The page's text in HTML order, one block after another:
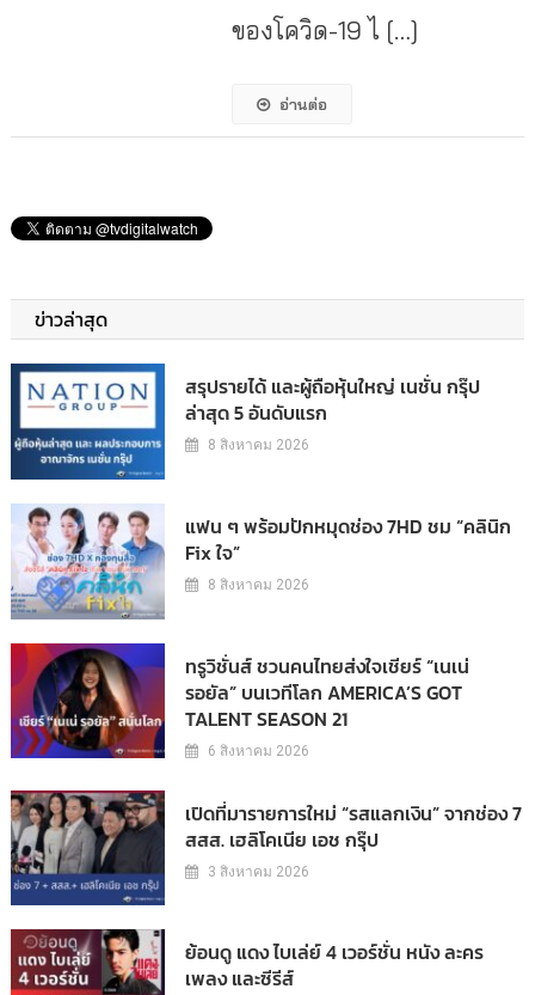
ของโควิด-19 ไ […]
อ่านต่อ
ข่าวล่าสุด
สรุปรายได้ และผู้ถือหุ้นใหญ่ เนชั่น กรุ๊ป
ล่าสุด 5 อันดับแรก
8 สิงหาคม 2026
แฟน ๆ พร้อมปักหมุดช่อง 7HD ชม “คลินิก
Fix ใจ”
8 สิงหาคม 2026
ทรูวิชั่นส์ ชวนคนไทยส่งใจเชียร์ “เนเน่
รอยัล” บนเวทีโลก AMERICA’S GOT
TALENT SEASON 21
6 สิงหาคม 2026
เปิดที่มารายการใหม่ “รสแลกเงิน” จากช่อง 7
สสส. เฮลิโคเนีย เอช กรุ๊ป
3 สิงหาคม 2026
ย้อนดู แดง ไบเล่ย์ 4 เวอร์ชั่น หนัง ละคร
เพลง และซีรีส์